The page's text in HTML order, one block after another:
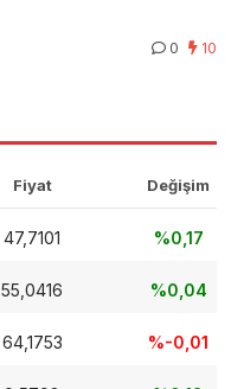
0 10
Fiyat Değişim
47,7101 %0,17
55,0416 %0,04
64,1753 %-0,01